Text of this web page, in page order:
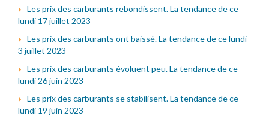
Les prix des carburants rebondissent. La tendance de ce
lundi 17 juillet 2023
Les prix des carburants ont baissé. La tendance de ce lundi
3 juillet 2023
Les prix des carburants évoluent peu. La tendance de ce
lundi 26 juin 2023
Les prix des carburants se stabilisent. La tendance de ce
lundi 19 juin 2023